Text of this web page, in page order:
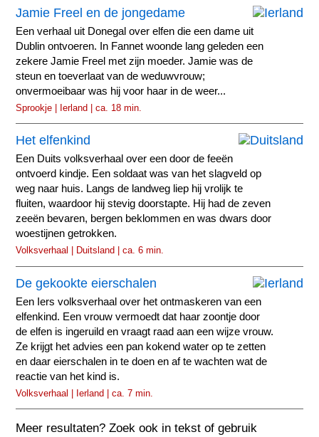
Jamie Freel en de jongedame
Een verhaal uit Donegal over elfen die een dame uit
Dublin ontvoeren. In Fannet woonde lang geleden een
zekere Jamie Freel met zijn moeder. Jamie was de
steun en toeverlaat van de weduwvrouw;
onvermoeibaar was hij voor haar in de weer...
Sprookje | Ierland | ca. 18 min.
Het elfenkind
Een Duits volksverhaal over een door de feeën
ontvoerd kindje. Een soldaat was van het slagveld op
weg naar huis. Langs de landweg liep hij vrolijk te
fluiten, waardoor hij stevig doorstapte. Hij had de zeven
zeeën bevaren, bergen beklommen en was dwars door
woestijnen getrokken.
Volksverhaal | Duitsland | ca. 6 min.
De gekookte eierschalen
Een Iers volksverhaal over het ontmaskeren van een
elfenkind. Een vrouw vermoedt dat haar zoontje door
de elfen is ingeruild en vraagt raad aan een wijze vrouw.
Ze krijgt het advies een pan kokend water op te zetten
en daar eierschalen in te doen en af te wachten wat de
reactie van het kind is.
Volksverhaal | Ierland | ca. 7 min.
Meer resultaten? Zoek ook in tekst of gebruik